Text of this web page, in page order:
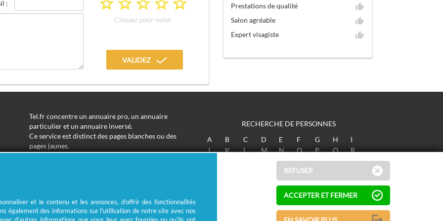
:
Cliquez pour noter
VALIDEZ
Prestations de qualité
Salon agréable
Expert visagiste
Tel.fr concentre un annuaire pro, un annuaire
particulier et un annuaire inversé.
Ce service est distinct des pages blanches ou des
pages jaunes.
Les informations utilisées peuvent donc varier en
nom ou un métier.
Enfin, l'annuaire inversé permet de trouver l'identité
RECHERCHE DE PERSONNES
A
B C D E F G H
I
J
K L M N O P Q
R
W X Y Z
et le contenu et les annonces, d'offrir des fonctionnalités
également des informations sur l'utilisation de notre site avec nos
REFUSER
ACCEPTER ET FERMER